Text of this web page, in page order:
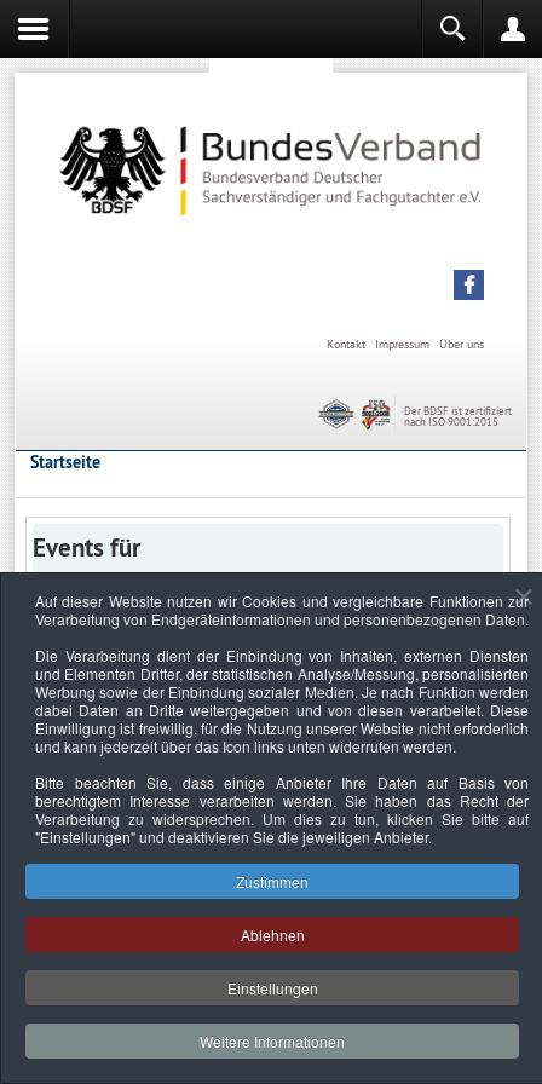
Über uns
Impressum
Kontakt
Der BDSF ist zertifiziert
nach ISO 9001:2015
Startseite
Events für
Keine Termine
Datenschutzerklärung Urheberrechtsnachweise Nachhaltigkeit
Copyright © 2026. Bundesverband Deutscher
Sachverständiger und Fachgutachter e.V..
Auf dieser Website nutzen wir Cookies und vergleichbare Funktionen zur
Verarbeitung von Endgeräteinformationen und personenbezogenen Daten.
Die Verarbeitung dient der Einbindung von Inhalten, externen Diensten
und Elementen Dritter, der statistischen Analyse/Messung, personalisierten
Werbung sowie der Einbindung sozialer Medien. Je nach Funktion werden
dabei Daten an Dritte weitergegeben und von diesen verarbeitet. Diese
Einwilligung ist freiwillig, für die Nutzung unserer Website nicht erforderlich
und kann jederzeit über das Icon links unten widerrufen werden.
Bitte beachten Sie, dass einige Anbieter Ihre Daten auf Basis von
berechtigtem Interesse verarbeiten werden. Sie haben das Recht der
Verarbeitung zu widersprechen. Um dies zu tun, klicken Sie bitte auf
"Einstellungen"und deaktivieren Sie die jeweiligen Anbieter.
Zustimmen
Ablehnen
Einstellungen
Weitere Informationen